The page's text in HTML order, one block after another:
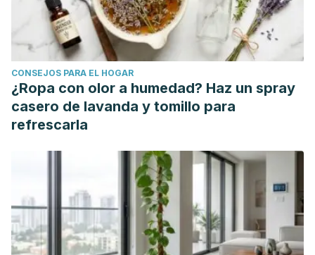
CONSEJOS PARA EL HOGAR
¿Ropa con olor a humedad? Haz un spray
casero de lavanda y tomillo para
refrescarla